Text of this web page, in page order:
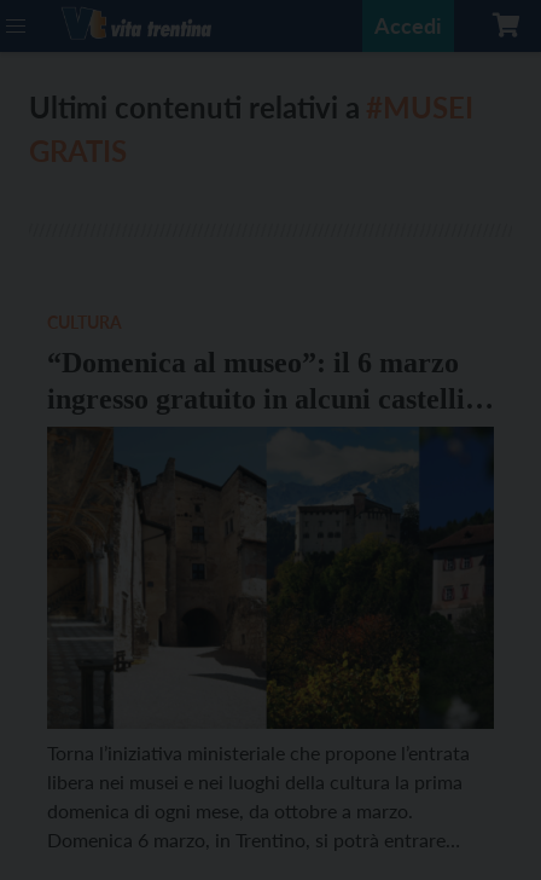
Accedi
Ultimi contenuti relativi a
“Domenica al museo”: il 6 marzo
ingresso gratuito in alcuni castelli
del Trentino
Torna l’iniziativa ministeriale che propone l’entrata
libera nei musei e nei luoghi della cultura la prima
domenica di ogni mese, da ottobre a marzo.
Domenica 6 marzo, in Trentino, si potrà entrare